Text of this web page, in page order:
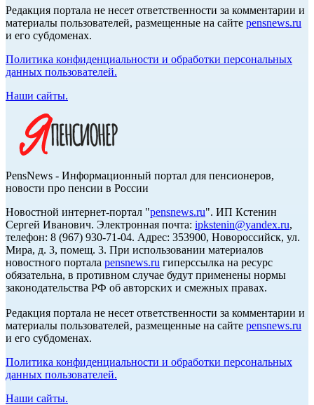
Редакция портала не несет ответственности за комментарии и
материалы пользователей, размещенные на сайте pensnews.ru
и его субдоменах.
Политика конфиденциальности и обработки персональных
данных пользователей.
Наши сайты.
PensNews - Информационный портал для пенсионеров,
новости про пенсии в России
Новостной интернет-портал "pensnews.ru". ИП Кстенин
Сергей Иванович. Электронная почта: ipkstenin@yandex.ru,
телефон: 8 (967) 930-71-04. Адрес: 353900, Новороссийск, ул.
Мира, д. 3, помещ. 3. При использовании материалов
новостного портала pensnews.ru гиперссылка на ресурс
обязательна, в противном случае будут применены нормы
законодательства РФ об авторских и смежных правах.
Редакция портала не несет ответственности за комментарии и
материалы пользователей, размещенные на сайте pensnews.ru
и его субдоменах.
Политика конфиденциальности и обработки персональных
данных пользователей.
Наши сайты.